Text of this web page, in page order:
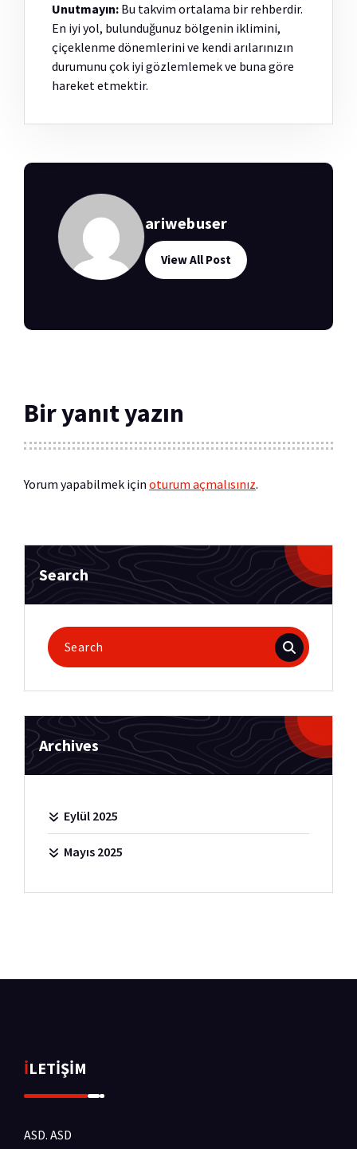
Unutmayın: Bu takvim ortalama bir rehberdir.
En iyi yol, bulunduğunuz bölgenin iklimini,
çiçeklenme dönemlerini ve kendi arılarınızın
durumunu çok iyi gözlemlemek ve buna göre
hareket etmektir.
ariwebuser
View All Post
Bir yanıt yazın
Yorum yapabilmek için oturum açmalısınız.
Search
Search
for:
Archives
Eylül 2025
Mayıs 2025
İLETİŞİM
ASD. ASD